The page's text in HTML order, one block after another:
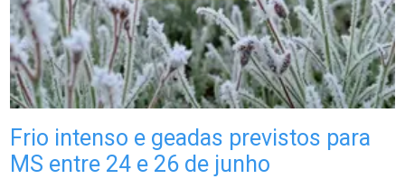
Frio intenso e geadas previstos para
MS entre 24 e 26 de junho